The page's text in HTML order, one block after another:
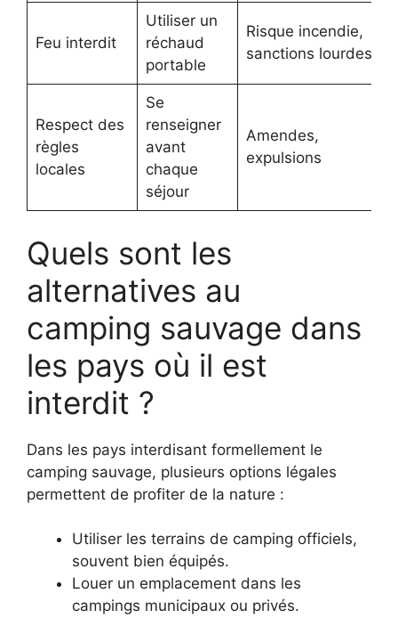
Feu interdit
Utiliser un
réchaud
portable
Risque incendie,
sanctions lourdes
Respect des
règles
locales
Se
renseigner
avant
chaque
séjour
Amendes,
expulsions
Quels sont les
alternatives au
camping sauvage dans
les pays où il est
interdit ?
Dans les pays interdisant formellement le
camping sauvage, plusieurs options légales
permettent de profiter de la nature :
Utiliser les terrains de camping officiels,
souvent bien équipés.
Louer un emplacement dans les
campings municipaux ou privés.